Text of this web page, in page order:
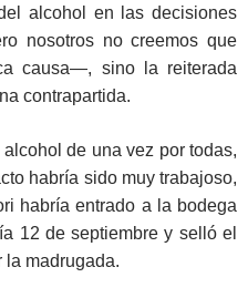
alcohol en las decisiones
nosotros no creemos que
causa—, sino la reiterada
contrapartida.
de una vez por todas,
habría sido muy trabajoso,
habría entrado a la bodega
12 de septiembre y selló el
la madrugada.